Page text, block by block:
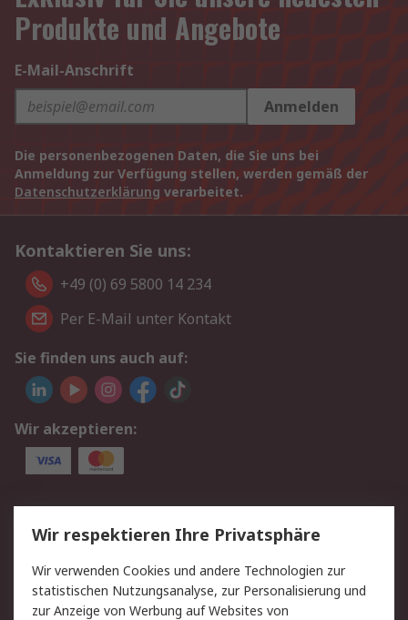
Produkte und Angebote
E-Mail-Anschrift
Anmelden
Die personenbezogenen Daten, die Sie uns bei
Anmeldung zur Verfügung stellen, werden gemäß der
Datenschutzerklärung verarbeitet.
Kontaktieren Sie uns:
+49 (0) 69 5800 14 234
Per E-Mail unter Kontakt
Sie finden uns auch auf:
Wir akzeptieren:
Service
Value Added Services
Lieferlösungen
Rücksendungen
Kontakt
Hilfe
Privatkunden
Wir respektieren Ihre Privatsphäre
Wir verwenden Cookies und andere Technologien zur
statistischen Nutzungsanalyse, zur Personalisierung und
zur Anzeige von Werbung auf Websites von